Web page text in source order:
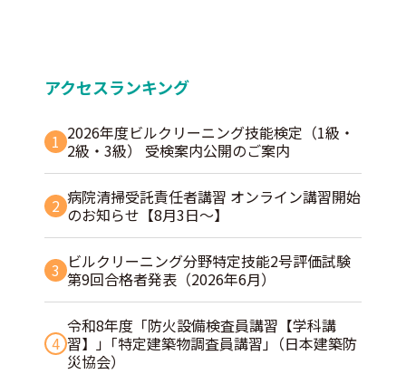
アクセスランキング
1 2026年度ビルクリーニング技能検定（1級・
2級・3級） 受検案内公開のご案内
2 病院清掃受託責任者講習 オンライン講習開始
のお知らせ【8月3日～】
3 ビルクリーニング分野特定技能2号評価試験
第9回合格者発表（2026年6月）
4
令和8年度「防火設備検査員講習【学科講
習】」｢特定建築物調査員講習｣（日本建築防
災協会）